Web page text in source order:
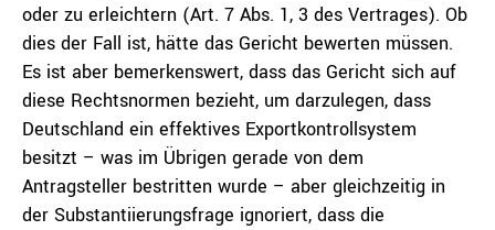
oder zu erleichtern (Art. 7 Abs. 1, 3 des Vertrages). Ob
dies der Fall ist, hätte das Gericht bewerten müssen.
Es ist aber bemerkenswert, dass das Gericht sich auf
diese Rechtsnormen bezieht, um darzulegen, dass
Deutschland ein effektives Exportkontrollsystem
besitzt – was im Übrigen gerade von dem
Antragsteller bestritten wurde – aber gleichzeitig in
der Substantiierungsfrage ignoriert, dass die